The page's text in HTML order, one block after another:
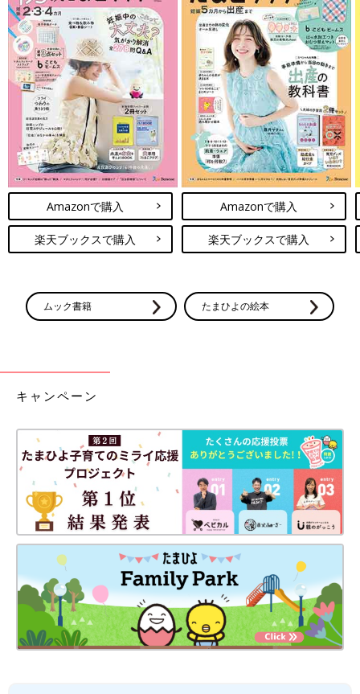
出典：Instagramアカウント「miyaaa_home」
aaamiさんは、ナチュラルキッチンで「にぎやかなこどもの日ご
はん」シリーズのオブジェを購入。木の温もりとやさしい色合い
りますね♪
Amazonで購入
楽天ブックスで購入
Amazonで購入
楽天ブックスで購入
ムック書籍 たまひよの絵本
キャンペーン